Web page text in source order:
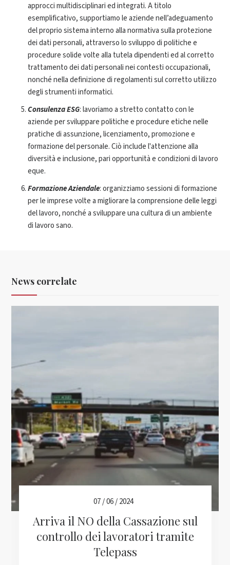
approcci multidisciplinari ed integrati. A titolo
esemplificativo, supportiamo le aziende nell’adeguamento
del proprio sistema interno alla normativa sulla protezione
dei dati personali, attraverso lo sviluppo di politiche e
procedure solide volte alla tutela dipendenti ed al corretto
trattamento dei dati personali nei contesti occupazionali,
nonché nella definizione di regolamenti sul corretto utilizzo
degli strumenti informatici.
Consulenza ESG: lavoriamo a stretto contatto con le
aziende per sviluppare politiche e procedure etiche nelle
pratiche di assunzione, licenziamento, promozione e
formazione del personale. Ciò include l'attenzione alla
diversità e inclusione, pari opportunità e condizioni di lavoro
eque.
Formazione Aziendale: organizziamo sessioni di formazione
per le imprese volte a migliorare la comprensione delle leggi
del lavoro, nonché a sviluppare una cultura di un ambiente
di lavoro sano.
News correlate
07 / 06 / 2024
Arriva il NO della Cassazione sul
controllo dei lavoratori tramite
Telepass